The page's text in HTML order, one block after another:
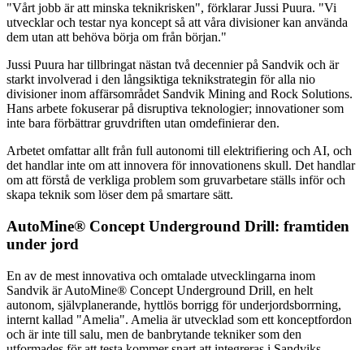
"Vårt jobb är att minska teknikrisken", förklarar Jussi Puura. "Vi
utvecklar och testar nya koncept så att våra divisioner kan använda
dem utan att behöva börja om från början."
Jussi Puura har tillbringat nästan två decennier på Sandvik och är
starkt involverad i den långsiktiga teknikstrategin för alla nio
divisioner inom affärsområdet Sandvik Mining and Rock Solutions.
Hans arbete fokuserar på disruptiva teknologier; innovationer som
inte bara förbättrar gruvdriften utan omdefinierar den.
Arbetet omfattar allt från full autonomi till elektrifiering och AI, och
det handlar inte om att innovera för innovationens skull. Det handlar
om att förstå de verkliga problem som gruvarbetare ställs inför och
skapa teknik som löser dem på smartare sätt.
AutoMine® Concept Underground Drill: framtiden
under jord
En av de mest innovativa och omtalade utvecklingarna inom
Sandvik är AutoMine® Concept Underground Drill, en helt
autonom, självplanerande, hyttlös borrigg för underjordsborrning,
internt kallad "Amelia". Amelia är utvecklad som ett konceptfordon
och är inte till salu, men de banbrytande tekniker som den